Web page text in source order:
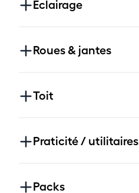
Éclairage
Roues & jantes
Toit
Praticité / utilitaires
Packs